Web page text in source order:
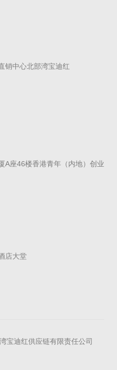
销中心北部湾宝迪红
A座46楼香港青年（内地）创业
店大堂
宝迪红供应链有限责任公司